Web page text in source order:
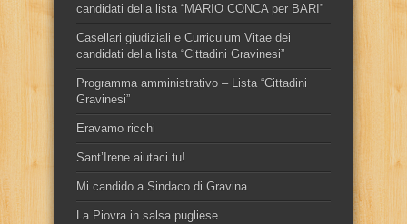
candidati della lista “MARIO CONCA per BARI”
Casellari giudiziali e Curriculum Vitae dei
candidati della lista “Cittadini Gravinesi”
Programma amministrativo – Lista “Cittadini
Gravinesi”
Eravamo ricchi
Sant’Irene aiutaci tu!
Mi candido a Sindaco di Gravina
La Piovra in salsa pugliese